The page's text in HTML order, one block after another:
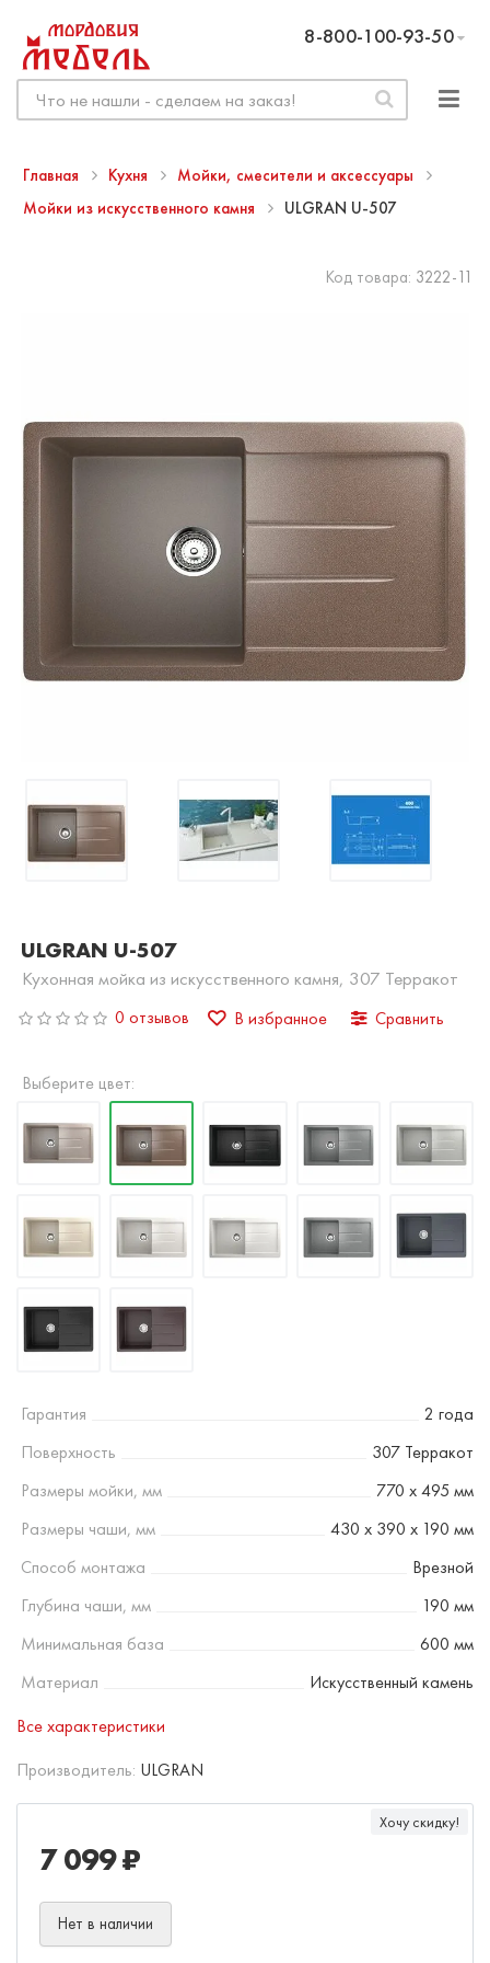
8-800-100-93-50
Главная Кухня
Мойки, смесители и аксессуары
Мойки из искусственного камня
ULGRAN U-507
Код товара: 3222-11
ULGRAN U-507
Кухонная мойка из искусственного камня, 307 Терракот
0 отзывов В избранное Сравнить
Выберите цвет:
Гарантия
2 года
Поверхность
307 Терракот
Размеры мойки, мм
770 х 495 мм
Размеры чаши, мм
430 х 390 х 190 мм
Способ монтажа
Врезной
Глубина чаши, мм
190 мм
Минимальная база
600 мм
Материал
Искусственный камень
Все характеристики
Производитель: ULGRAN
Хочу скидку!
7 099 ₽
Нет в наличии